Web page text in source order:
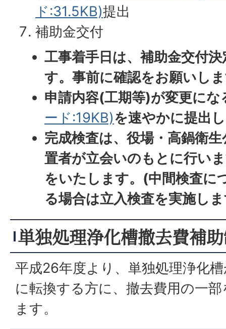
ド:31.5KB)提出
補助金交付
工事着手日は、補助金交付
す。事前に確認をお願いし
申請内容(工期等)が変更にな
ード:19KB)を速やかに提出
完成検査は、役場・高鍋衛
置者が立会いのもとに行い
をいたします。(中間検査に
る場合は立入検査を実施し
単独処理浄化槽撤去費補
平成26年度より、単独処理浄化
に転換する方に、撤去費用の一
ます。